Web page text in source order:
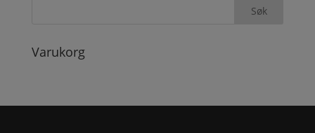
Varukorg